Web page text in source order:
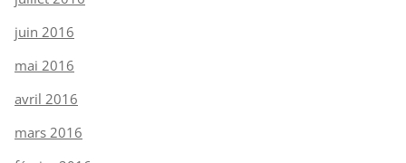
juin 2016
mai 2016
avril 2016
mars 2016